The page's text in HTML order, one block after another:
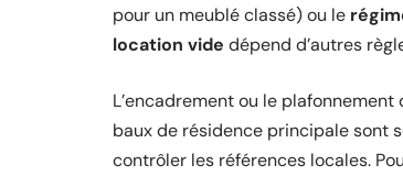
pour un meublé classé) ou le
location vide dépend d’autres
L’encadrement ou le
baux de résidence principale sont
contrôler les références locales.